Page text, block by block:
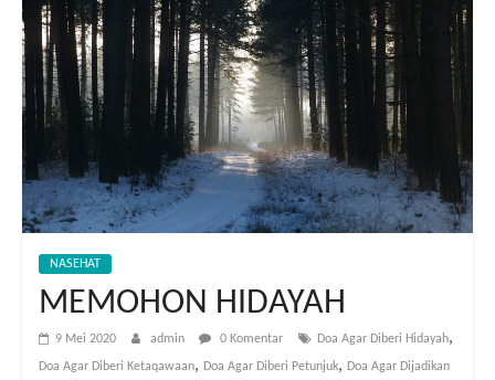
NASEHAT
MEMOHON HIDAYAH
9 Mei 2020 admin 0 Komentar Doa Agar Diberi Hidayah,
Doa Agar Diberi Ketaqawaan, Doa Agar Diberi Petunjuk, Doa Agar Dijadikan